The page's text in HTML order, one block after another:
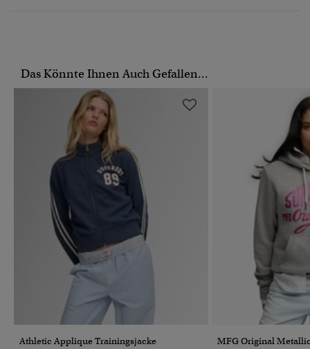
Das Könnte Ihnen Auch Gefallen...
Athletic Applique Trainingsjacke MFG Original